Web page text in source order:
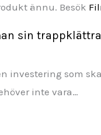
ännu. Besök
sin
investering som
inte vara…